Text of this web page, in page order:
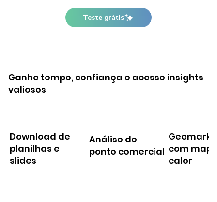
Teste grátis
Download de
planilhas e
slides
Análise de
ponto comercial com
calor
Ganhe tempo, confiança e acesse insights
valiosos